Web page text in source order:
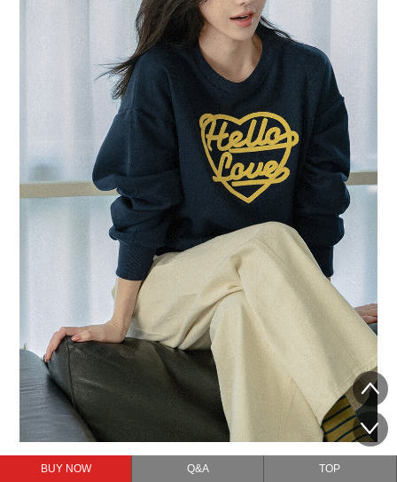
BUY NOW Q&A TOP